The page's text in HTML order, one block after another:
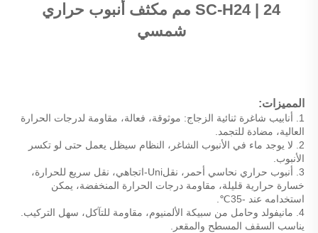
SC-H24 |
شمسي
المميزات:
1.
العالية، مضادة للتجمد.
2.
الأنبوب.
3.
استخدامه عند -35℃.
4.
يناسب السقف المسطح والمقعر.